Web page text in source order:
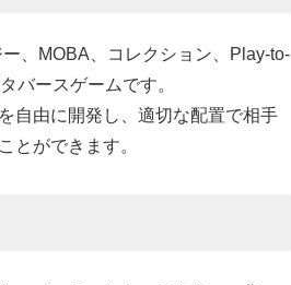
、MOBA、コレクション、Play-to-
バースゲームです。
自由に開発し、適切な配置で相手
とができます。